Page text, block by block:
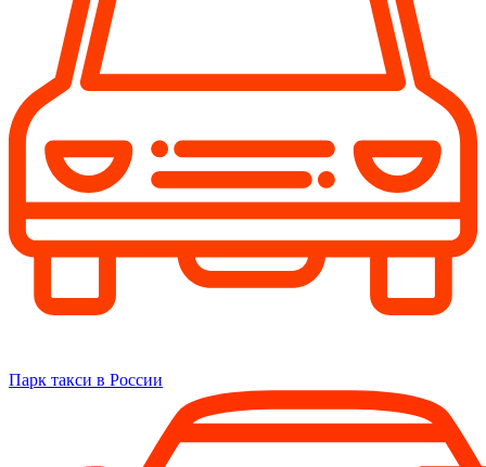
Парк такси в России